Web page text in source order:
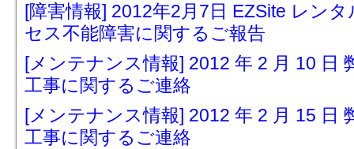
[障害情報] 2012年2月7日 EZSite レン
セス不能障害に関するご報告
[メンテナンス情報] 2012 年 2 月 10 日
工事に関するご連絡
[メンテナンス情報] 2012 年 2 月 15 日
工事に関するご連絡